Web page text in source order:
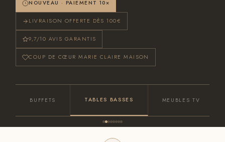
NOUVEAU · PAIEMENT 10×
LIVRAISON OFFERTE DÈS 100€
9,7/10 AVIS GARANTIS
COUP DE CŒUR MARIE CLAIRE MAISON
BUFFETS TABLES BASSES MEUBLES TV